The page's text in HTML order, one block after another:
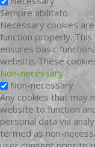
Sempre abilitato
Necessary cookies
function properly.
ensures basic
website. These
Non-necessary
Non-necessary
Any cookies that may
website to function
personal data via
termed as non-